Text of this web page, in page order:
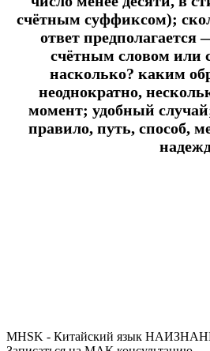
счётным суффиксом);
ответ
счётным словом или
насколько? каким
неоднократно,
момент; удобный
правило, путь, способ,
MHSK - Китайский язык